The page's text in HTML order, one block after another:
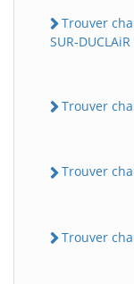
Trouver
SUR-DUCLAiR
Trouver
Trouver
Trouver